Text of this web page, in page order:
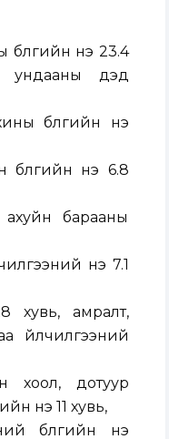
бүлгийн үнэ 23.4
ундааны дэд
бүлгийн үнэ
бүлгийн үнэ 6.8
барааны
үнэ 7.1
хувь, амралт,
үйлчилгээний
хоол, дотуур
үнэ 11 хувь,
бүлгийн үнэ